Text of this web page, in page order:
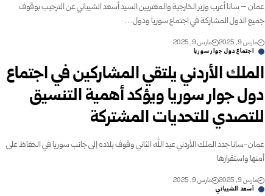
عمان – سانا أعرب وزير الخارجية والمغتربين السيد أسعد الشيباني عن الترحيب بوقوف
جميع الدول المشاركة في اجتماع سوريا ودول…
مارس 9, 2025 مارس 9, 2025
اجتماع دول جوار سوريا
الملك الأردني يلتقي المشاركين في اجتماع
دول جوار سوريا ويؤكد أهمية التنسيق
للتصدي للتحديات المشتركة
عمان-سانا جدد الملك الأردني عبد الله الثاني وقوف بلاده إلى جانب سوريا في الحفاظ على
أمنها واستقرارها
مارس 9, 2025 مارس 9, 2025
أسعد الشيباني